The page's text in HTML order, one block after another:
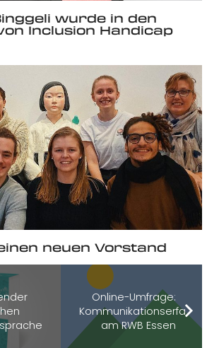
wurde in den
Inclusion Handicap
neuen Vorstand
Online-Umfrage:
am RWB Essen